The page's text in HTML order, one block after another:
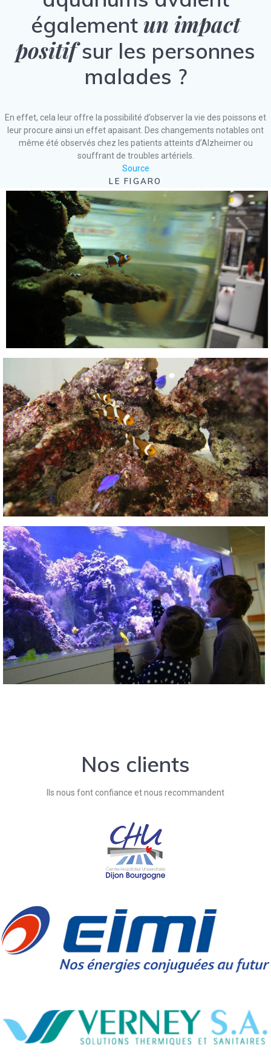
également un impact
positifsur les personnes
malades ?
En effet, cela leur offre la possibilité d’observer la vie des poissons et
leur procure ainsi un effet apaisant. Des changements notables ont
même été observés chez les patients atteints d’Alzheimer ou
souffrant de troubles artériels.
Source
LE FIGARO
Nos clients
Ils nous font confiance et nous recommandent